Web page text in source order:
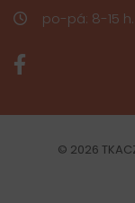
po-pá: 8-15 h.
© 2026